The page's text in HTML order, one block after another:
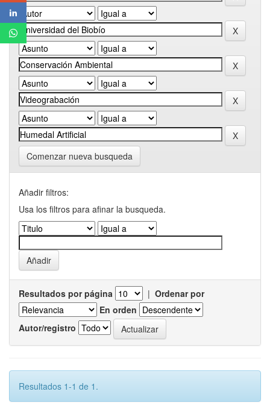
Comenzar nueva busqueda
Añadir filtros:
Usa los filtros para afinar la busqueda.
Resultados por página | Ordenar por
En orden
Autor/registro
Resultados 1-1 de 1.